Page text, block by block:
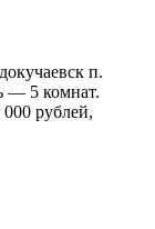
п.
— 5 комнат.
рублей,